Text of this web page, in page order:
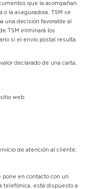
que la acompañan.
la aseguradora, TSM se
una decisión favorable al
TSM eliminará los
si el envío postal resulta
declarado de una carta,
web
de atención al cliente;
pone en contacto con un
telefónica, está dispuesto a